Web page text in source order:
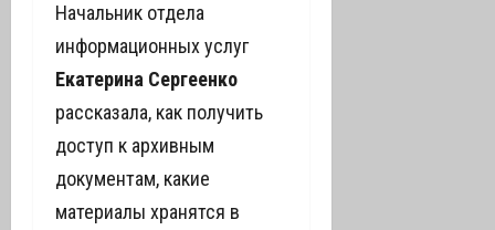
Начальник отдела
информационных услуг
Екатерина Сергеенко
рассказала, как получить
доступ к архивным
документам, какие
материалы хранятся в